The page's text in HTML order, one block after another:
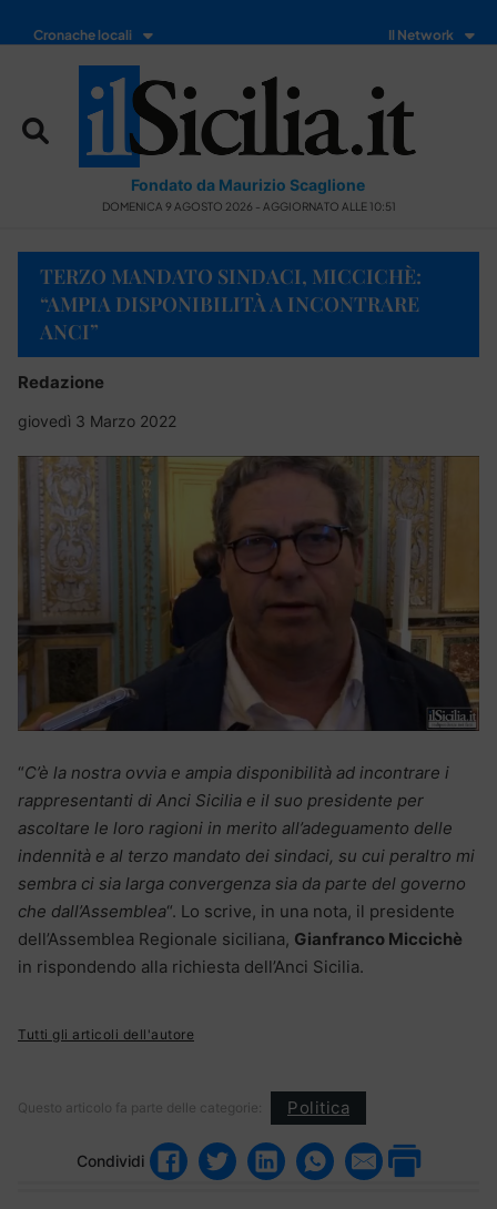
Cronache locali Il Network
Fondato da Maurizio Scaglione
DOMENICA 9 AGOSTO 2026 - AGGIORNATO ALLE 10:51
TERZO MANDATO SINDACI, MICCICHÈ:
“AMPIA DISPONIBILITÀ A INCONTRARE
ANCI”
Redazione
giovedì 3 Marzo 2022
“C’è la nostra ovvia e ampia disponibilità ad incontrare i
rappresentanti di Anci Sicilia e il suo presidente per
ascoltare le loro ragioni in merito all’adeguamento delle
indennità e al terzo mandato dei sindaci, su cui peraltro mi
sembra ci sia larga convergenza sia da parte del governo
che dall’Assemblea“. Lo scrive, in una nota, il presidente
dell’Assemblea Regionale siciliana, Gianfranco Miccichè
in rispondendo alla richiesta dell’Anci Sicilia.
Tutti gli articoli dell'autore
Questo articolo fa parte delle categorie: Politica
Condividi